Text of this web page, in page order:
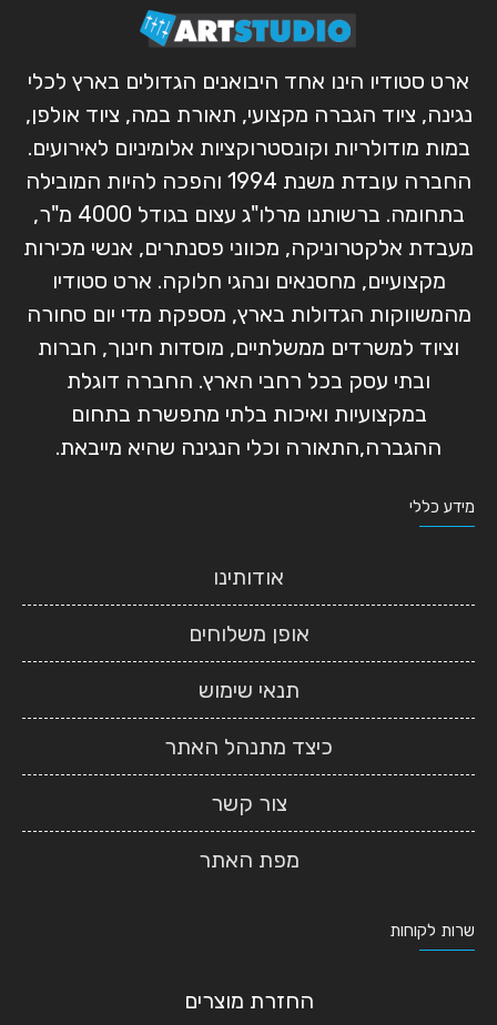
ארט סטודיו הינו אחד היבואנים הגדולים בארץ לכלי
נגינה, ציוד הגברה מקצועי, תאורת במה, ציוד אולפן,
במות מודולריות וקונסטרוקציות אלומיניום לאירועים.
החברה עובדת משנת 1994 והפכה להיות המובילה
בתחומה. ברשותנו מרלו"ג עצום בגודל 4000 מ"ר,
מעבדת אלקטרוניקה, מכווני פסנתרים, אנשי מכירות
מקצועיים, מחסנאים ונהגי חלוקה. ארט סטודיו
מהמשווקות הגדולות בארץ, מספקת מדי יום סחורה
וציוד למשרדים ממשלתיים, מוסדות חינוך, חברות
ובתי עסק בכל רחבי הארץ. החברה דוגלת
במקצועיות ואיכות בלתי מתפשרת בתחום
ההגברה,התאורה וכלי הנגינה שהיא מייבאת.
מידע כללי
אודותינו
אופן משלוחים
תנאי שימוש
כיצד מתנהל האתר
צור קשר
מפת האתר
שרות לקוחות
החזרת מוצרים